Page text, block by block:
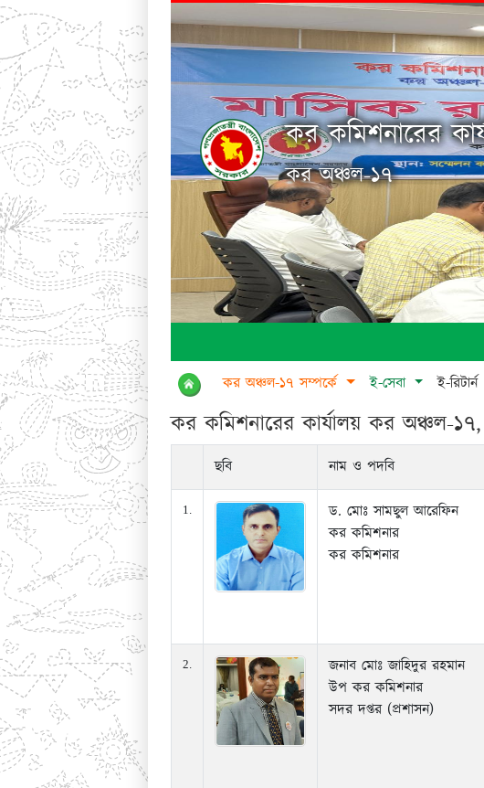
কর কমিশনারের
কর অঞ্চল-১৭
কর অঞ্চল-১৭ সম্পর্কে ই-সেবা ই-রিটার্ন
কর কমিশনারের কার্যালয় কর অঞ্চল-১৭,
ছবি নাম ও পদবি
1.
ড. মোঃ সামছুল আরেফিন
কর কমিশনার
কর কমিশনার
2.
জনাব মোঃ জাহিদুর রহমান
উপ কর কমিশনার
সদর দপ্তর (প্রশাসন)